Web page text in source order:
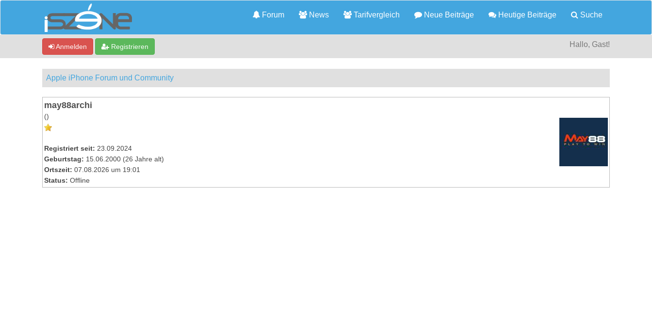
Forum News Tarifvergleich Neue Beiträge Heutige Beiträge Suche
Anmelden Registrieren Hallo, Gast!
Apple iPhone Forum und Community
may88archi
()
Registriert seit: 23.09.2024
Geburtstag: 15.06.2000 (26 Jahre alt)
Ortszeit: 07.08.2026 um 19:01
Status: Offline